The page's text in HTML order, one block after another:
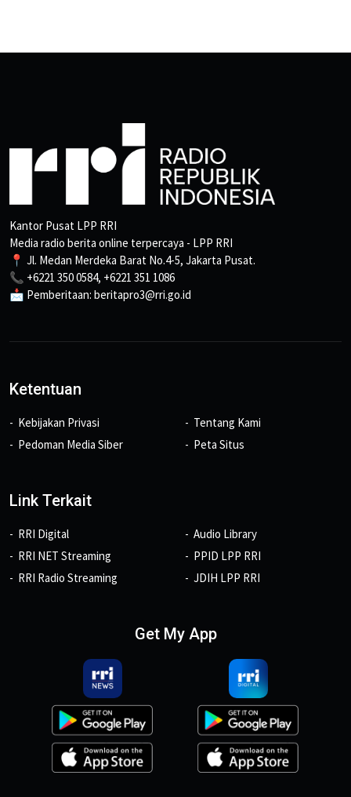
Kantor Pusat LPP RRI
Media radio berita online terpercaya - LPP RRI
📍 Jl. Medan Merdeka Barat No.4-5, Jakarta Pusat.
📞 +6221 350 0584, +6221 351 1086
📩 Pemberitaan: beritapro3@rri.go.id
Ketentuan
Kebijakan Privasi
Pedoman Media Siber
Tentang Kami
Peta Situs
Link Terkait
RRI Digital
RRI NET Streaming
RRI Radio Streaming
Audio Library
PPID LPP RRI
JDIH LPP RRI
Get My App